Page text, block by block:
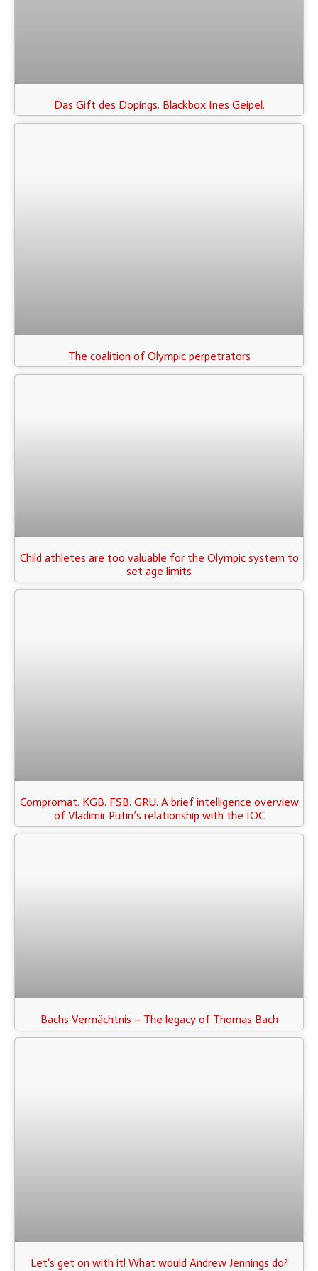
Das Gift des Dopings. Blackbox Ines Geipel.
The coalition of Olympic perpetrators
Child athletes are too valuable for the Olympic system to
set age limits
Compromat. KGB. FSB. GRU. A brief intelligence overview
of Vladimir Putin’s relationship with the IOC
Bachs Vermächtnis – The legacy of Thomas Bach
Let‘s get on with it! What would Andrew Jennings do?